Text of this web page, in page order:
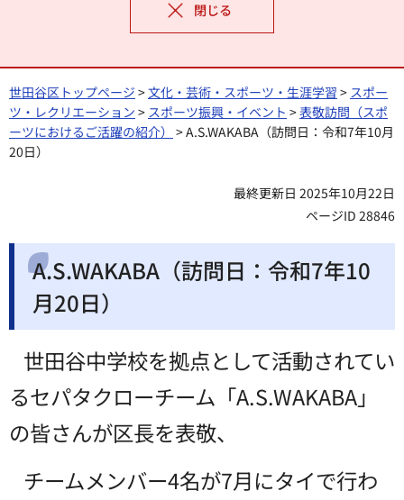
閉じる
世田谷区トップページ >文化・芸術・スポーツ・生涯学習 > スポー
ツ・レクリエーション > スポーツ振興・イベント >表敬訪問（スポ
ーツにおけるご活躍の紹介） > A.S.WAKABA（訪問日：令和7年10月
20日）
最終更新日 2025年10月22日
ページID 28846
A.S.WAKABA（訪問日：令和7年10
月20日）
世田谷中学校を拠点として活動されてい
るセパタクローチーム「A.S.WAKABA」
の皆さんが区長を表敬、
チームメンバー4名が7月にタイで行わ